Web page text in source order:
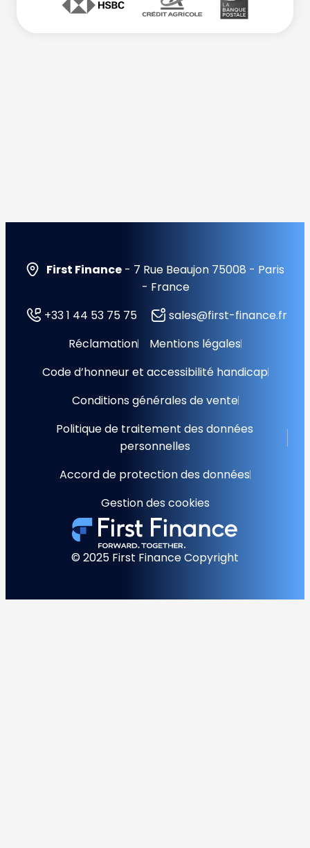
First Finance - 7 Rue Beaujon 75008 - Paris
- France
+33 1 44 53 75 75
sales@first-finance.fr
Réclamation
Mentions légales
Code d’honneur et accessibilité handicap
Conditions générales de vente
Politique de traitement des données
personnelles
Accord de protection des données
Gestion des cookies
© 2025 First Finance Copyright